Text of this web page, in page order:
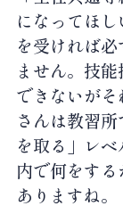
になってほ
を受ければ
ません。技
できないが
さんは教習
を取る」レ
内で何をす
ありますね。